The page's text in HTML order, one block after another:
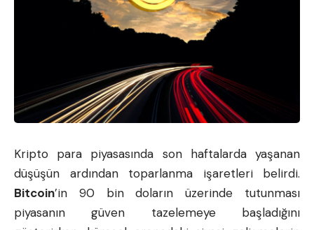
Kripto para piyasasında son haftalarda yaşanan
düşüşün ardından toparlanma işaretleri belirdi.
Bitcoin’in 90 bin doların üzerinde tutunması
piyasanın güven tazelemeye başladığını